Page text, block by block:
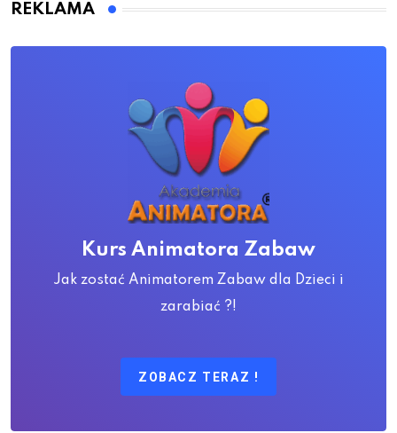
REKLAMA
Kurs Animatora Zabaw
Jak zostać Animatorem Zabaw dla Dzieci i
zarabiać ?!
ZOBACZ TERAZ !